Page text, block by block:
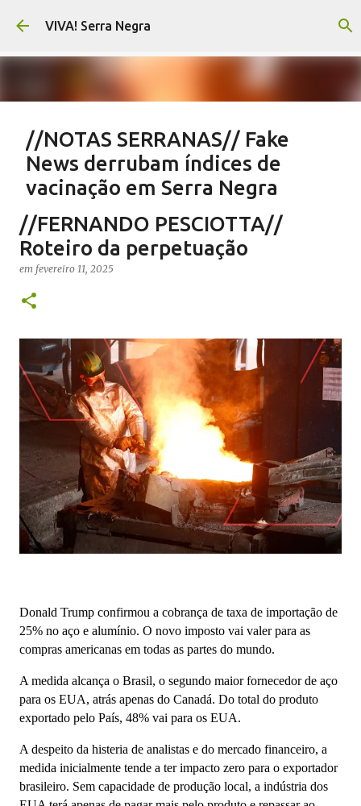
Pular para o conteúdo principal
VIVA! Serra Negra
//NOTAS SERRANAS// Fake
News derrubam índices de
vacinação em Serra Negra
SAÚDE SERRA NEGRA VACINAÇÃO SERRA NEGRA
VIVA! SERRA NEGRA NO AR
//FERNANDO PESCIOTTA//
Roteiro da perpetuação
em fevereiro 11, 2025
Donald Trump confirmou a cobrança de taxa de importação de
25% no aço e alumínio. O novo imposto vai valer para as
compras americanas em todas as partes do mundo.
A medida alcança o Brasil, o segundo maior fornecedor de aço
para os EUA, atrás apenas do Canadá. Do total do produto
exportado pelo País, 48% vai para os EUA.
A despeito da histeria de analistas e do mercado financeiro, a
medida inicialmente tende a ter impacto zero para o exportador
brasileiro. Sem capacidade de produção local, a indústria dos